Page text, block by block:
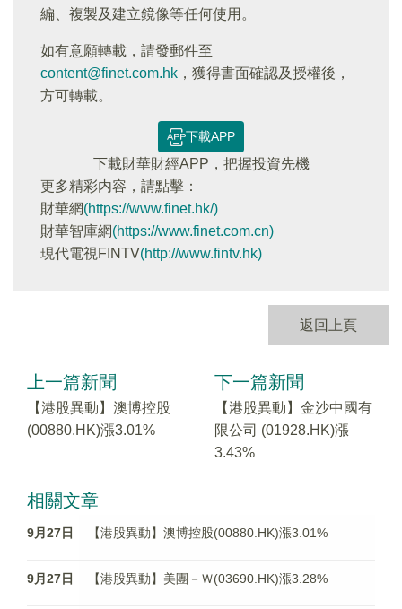
編、複製及建立鏡像等任何使用。
如有意願轉載，請發郵件至
content@finet.com.hk ，獲得書面確認及授權後，
方可轉載。
下載APP
下載財華財經APP，把握投資先機
更多精彩内容，請點擊：
財華網(https://www.finet.hk/)
財華智庫網(https://www.finet.com.cn)
現代電視FINTV(http://www.fintv.hk)
返回上頁
上一篇新聞
【港股異動】澳博控股
(00880.HK)漲3.01%
下一篇新聞
【港股異動】金沙中國有
限公司 (01928.HK)漲
3.43%
相關文章
9月27日 【港股異動】澳博控股(00880.HK)漲3.01%
9月27日 【港股異動】美團－Ｗ(03690.HK)漲3.28%